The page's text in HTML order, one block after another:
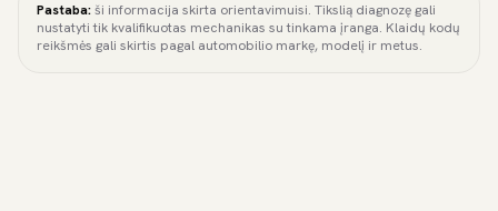
Pastaba:ši informacija skirta orientavimuisi. Tikslią diagnozę gali
nustatyti tik kvalifikuotas mechanikas su tinkama įranga. Klaidų kodų
reikšmės gali skirtis pagal automobilio markę, modelį ir metus.